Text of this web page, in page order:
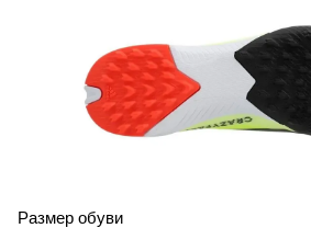
Размер обуви